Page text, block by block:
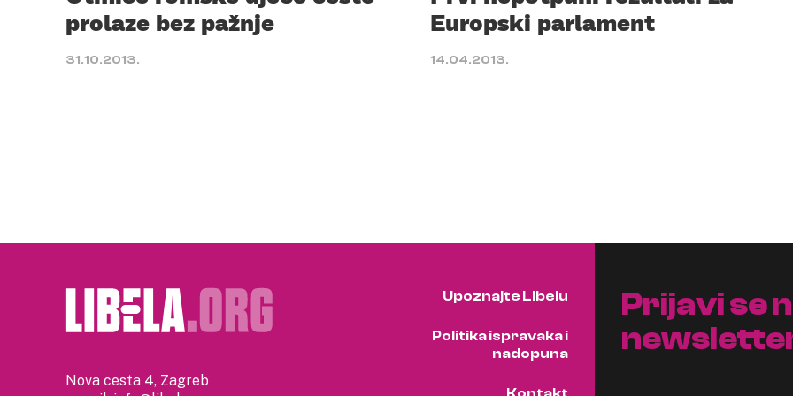
prolaze bez pažnje
31.10.2013.
Europski parlament
14.04.2013.
Nova cesta 4, Zagreb
Upoznajte Libelu
Politika ispravaka i
nadopuna
Prijavi se